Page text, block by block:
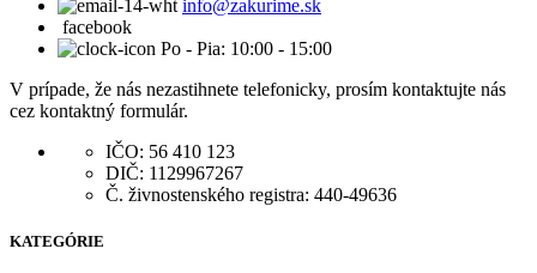
info@zakurime.sk
facebook
Po - Pia: 10:00 - 15:00
V prípade, že nás nezastihnete telefonicky, prosím kontaktujte nás
cez kontaktný formulár.
IČO: 56 410 123
DIČ: 1129967267
Č. živnostenského registra: 440-49636
KATEGÓRIE